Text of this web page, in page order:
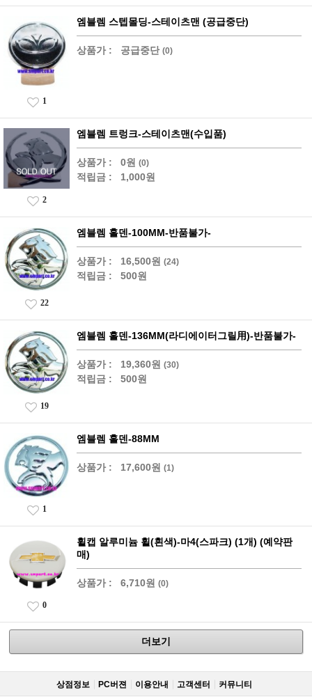
엠블렘 스텝몰딩-스테이츠맨 (공급중단)
상품가 : 공급중단 (0)
1
엠블렘 트렁크-스테이츠맨(수입품)
상품가 : 0원 (0)
적립금 : 1,000원
2
엠블렘 홀덴-100MM-반품불가-
상품가 : 16,500원 (24)
적립금 : 500원
22
엠블렘 홀덴-136MM(라디에이터그릴用)-반품불가-
상품가 : 19,360원 (30)
적립금 : 500원
19
엠블렘 홀덴-88MM
상품가 : 17,600원 (1)
1
휠캡 알루미늄 휠(흰색)-마4(스파크) (1개) (예약판
매)
상품가 : 6,710원 (0)
0
더보기
상점정보 PC버젼 이용안내 고객센터 커뮤니티